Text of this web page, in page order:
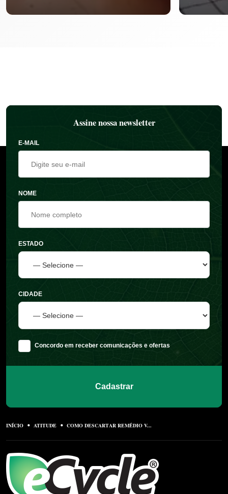
Assine nossa newsletter
E-MAIL
NOME
ESTADO
CIDADE
Concordo em receber comunicações e ofertas
Cadastrar
INÍCIO ATITUDE COMO DESCARTAR REMÉDIO V...